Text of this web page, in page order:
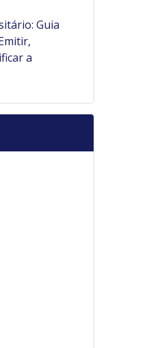
Guia
a